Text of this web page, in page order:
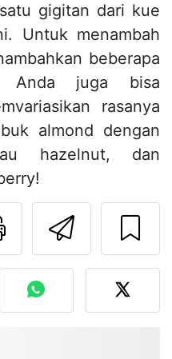
gigitan dari kue
Untuk menambah
beberapa
Anda juga bisa
rasanya
almond dengan
hazelnut, dan
Kirim
Cetak
Anda dari